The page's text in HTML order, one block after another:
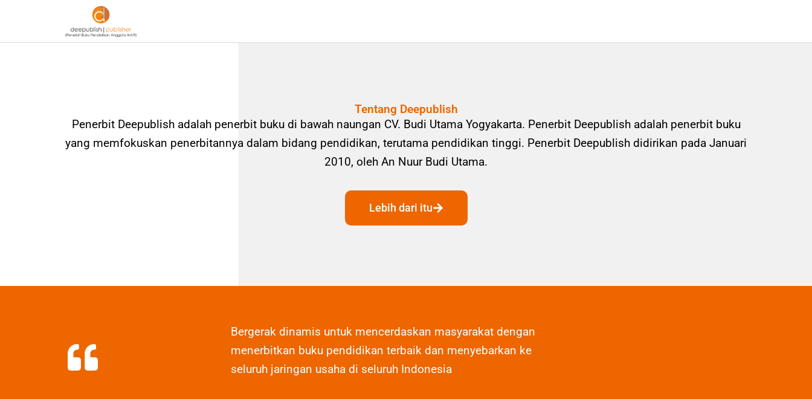
Tentang Deepublish
Penerbit Deepublish adalah penerbit buku di bawah naungan CV. Budi Utama Yogyakarta. Penerbit Deepublish adalah penerbit buku
yang memfokuskan penerbitannya dalam bidang pendidikan, terutama pendidikan tinggi. Penerbit Deepublish didirikan pada Januari
2010, oleh An Nuur Budi Utama.
Lebih dari itu
Bergerak dinamis untuk mencerdaskan masyarakat dengan
menerbitkan buku pendidikan terbaik dan menyebarkan ke
seluruh jaringan usaha di seluruh Indonesia